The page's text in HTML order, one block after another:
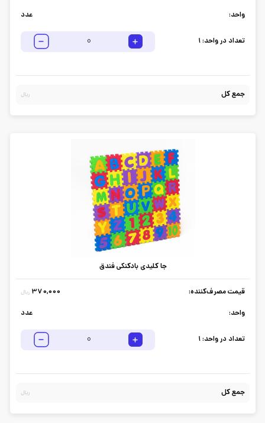
واحد: عدد
تعداد در واحد:1
جمع کل ریال
جا کلیدی بادکنکی فندق
قیمت مصرف‌کننده: 370,000 ریال
واحد: عدد
تعداد در واحد:1
جمع کل ریال